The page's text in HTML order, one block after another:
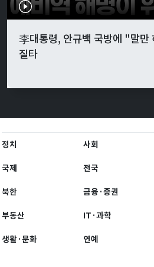
李대통령, 안규백 국방에 "말만
질타
정치 사회
국제 전국
북한 금융·증권
부동산 IT·과학
생활·문화 연예